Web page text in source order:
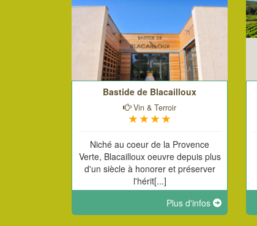
Bastide de Blacailloux
Vin & Terroir
Niché au coeur de la Provence
Verte, Blacailloux oeuvre depuis plus
d'un siècle à honorer et préserver
l'hérit[...]
Plus d'infos